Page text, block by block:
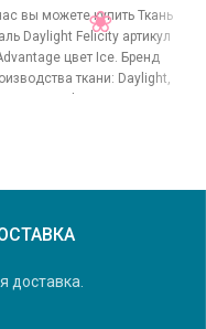
вы можете купить Ткань
Daylight Felicity артикул
цвет Ice. Бренд
ткани: Daylight,
Felicity, основной
доставка.